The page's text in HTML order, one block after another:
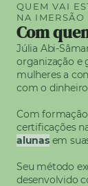
QUEM VAI
NA IMERSÃO
Com
Júlia Abi-
organização e
mulheres a
com o
Com
certificações
alunasem
Seu método
desenvolvido